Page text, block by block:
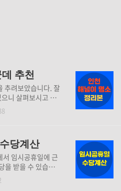
추천
추려보았습니다. 잘
니 살펴보시고 방
년 한 해 마무리
다운로드 하시
당계산
임시공휴일에 근
을 받을 수 있습니
해보세요. 임시공
산시간제 근로자의